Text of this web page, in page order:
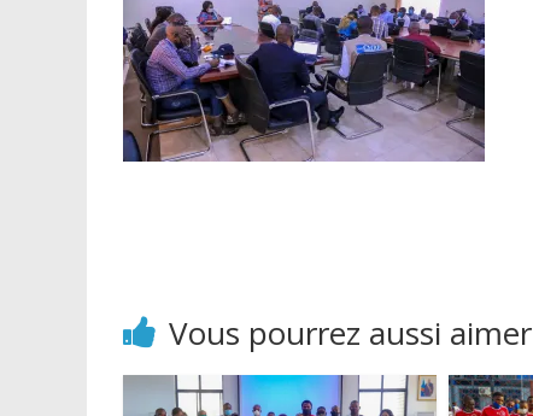
Vous pourrez aussi aimer